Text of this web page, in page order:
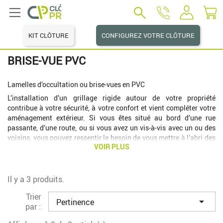
KIT CLÔTURE CONFIGUREZ VOTRE CLÔTURE
BRISE-VUE PVC
Lamelles d’occultation ou brise-vues en PVC
L’installation d’un grillage rigide autour de votre propriété
contribue à votre sécurité, à votre confort et vient compléter votre
aménagement extérieur. Si vous êtes situé au bord d’une rue
passante, d’une route, ou si vous avez un vis-à-vis avec un ou des
voisins, vous pouvez ressentir le besoin de vous mettre à l’abri des
regards. Pour cela, diverses solutions sont à votre disposition dont
Grâce à ce kit occultant, vous pouvez profiter pleinement de votre
renforce aussi la sécurité de votre habitation puisqu’il empêche le
passage de personnes, limitant ainsi les tentatives d’intrusion. Et
VOIR PLUS
Il y a 3 produits.
Trier
par :
Pertinence 